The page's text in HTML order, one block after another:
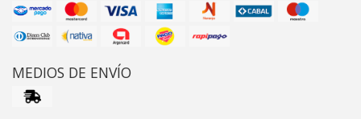
MEDIOS DE ENVÍO